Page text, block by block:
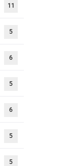
11
5
6
5
6
5
5